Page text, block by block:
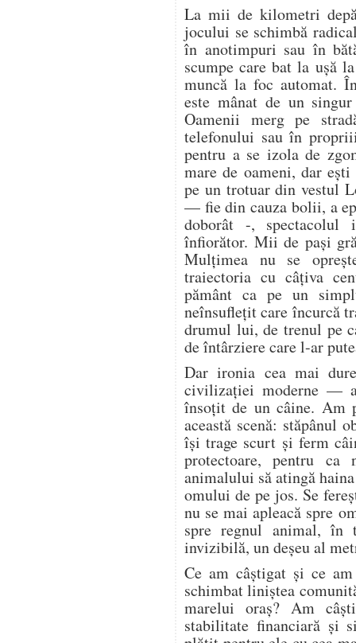
La mii de kilometri
jocului se schimbă
în anotimpuri sau în
scumpe care bat la ușă
muncă la foc automat.
este mânat de un
Oamenii merg pe
telefonului sau în
pentru a se izola de
mare de oameni, dar
pe un trotuar din vestul
— fie din cauza bolii, a
doborât -, spectacolul
înfiorător. Mii de pași
Mulțimea nu se
traiectoria cu câțiva
pământ ca pe un
neînsuflețit care încurcă
drumul lui, de trenul pe
de întârziere care l-ar
Dar ironia cea mai
civilizației moderne —
însoțit de un câine. Am
această scenă: stăpânul
își trage scurt și ferm
protectoare, pentru ca
animalului să atingă
omului de pe jos. Se
nu se mai apleacă spre
spre regnul animal, în
invizibilă, un deșeu al
Ce am câștigat și ce
schimbat liniștea
marelui oraș? Am
stabilitate financiară și